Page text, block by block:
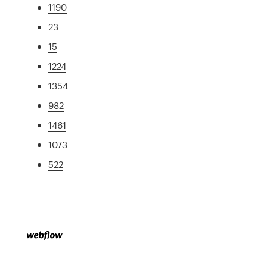
1190
23
15
1224
1354
982
1461
1073
522